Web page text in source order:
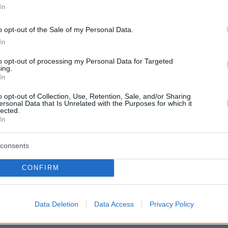
opt-out of the Sale of my Personal Data.
opt-out of processing my Personal Data for Targeted
opt-out of Collection, Use, Retention, Sale, and/or Sharing
Data that Is Unrelated with the Purposes for which it
CONFIRM
Data Deletion Data Access Privacy Policy
να λύσουν τα προβλήματά τους ως ζευγάρι,
Γιατί οι άντρες δεν ακούνε συχνά το
που κρούει μία γυναίκα; Η αλήθεια μπορεί να
μιλάει για τον «κύκλο» της
που έκλεισε, για το άγχος του όταν βρέθηκε
και πάλι σε πλατό, ενώ η Ρένια
με χιούμορ, την εμπειρία της, όταν δέχθηκε
προσκαλούν στο θέατρο «Κάππα» για να
σε «ευτράπελες» καταστάσεις, στην
Laundry».